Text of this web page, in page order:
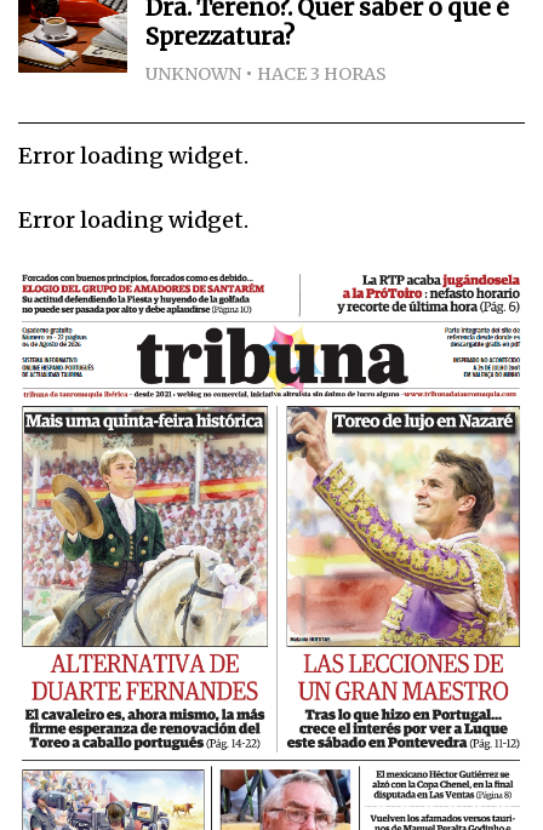
Dra. Tereno?. Quer saber o que é
Sprezzatura?
UNKNOWN HACE 3 HORAS
Error loading widget.
Error loading widget.